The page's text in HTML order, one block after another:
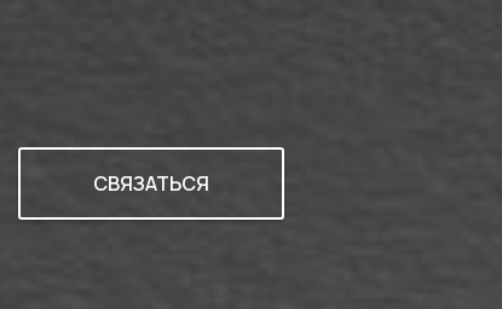
СВЯЗАТЬСЯ